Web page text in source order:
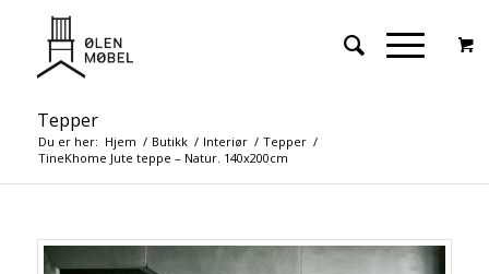
Tepper
Du er her: Hjem / Butikk / Interiør / Tepper /
TineKhome Jute teppe – Natur. 140x200cm